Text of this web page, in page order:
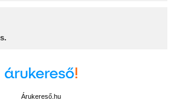
Árukereső.hu